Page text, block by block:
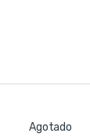
Agotado